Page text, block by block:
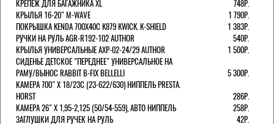
КРЕПЕЖ ДЛЯ БАГАЖНИКА XL
748Р.
КРЫЛЬЯ 16-20" M-WAVE
1 790Р.
ПОКРЫШКА KENDA 700Х40С K879 KWICK. K-SHIELD
1 383Р.
РУЧКИ НА РУЛЬ AGR-R192-102 AUTHOR
540Р.
КРЫЛЬЯ УНИВЕРСАЛЬНЫЕ AXP-02-24/29 AUTHOR
1 500Р.
СИДЕНЬЕ ДЕТСКОЕ "ПЕРЕДНЕЕ" УНИВЕРСАЛЬНОЕ НА
РАМУ/ВЫНОС RABBIT B-FIX BELLELLI
5 300Р.
КАМЕРА 700" Х 18/23C (23-622/630) НИППЕЛЬ PRESTA.
HORST
286Р.
КАМЕРА 26" X 1,95-2,125 (50/54-559), АВТО НИППЕЛЬ
258Р.
ЗАГЛУШКИ ДЛЯ РУЧЕК НА РУЛЬ
42Р.